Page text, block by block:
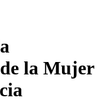
la Mujer